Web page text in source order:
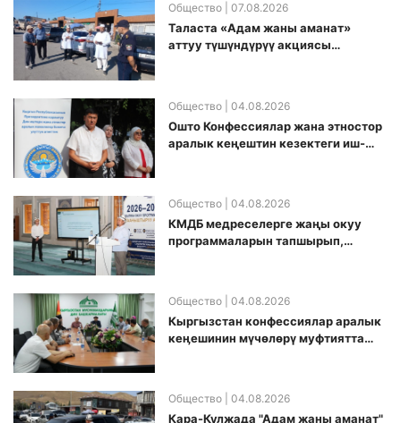
Общество | 07.08.2026
Таласта «Адам жаны аманат»
аттуу түшүндүрүү акциясы
Общество | 04.08.2026
Ошто Конфессиялар жана этностор
аралык кеңештин кезектеги иш-
Общество | 04.08.2026
КМДБ медреселерге жаңы окуу
программаларын тапшырып,
Общество | 04.08.2026
Кыргызстан конфессиялар аралык
кеӊешинин мүчөлөрү муфтиятта
Общество | 04.08.2026
Кара-Кулжада "Адам жаны аманат"